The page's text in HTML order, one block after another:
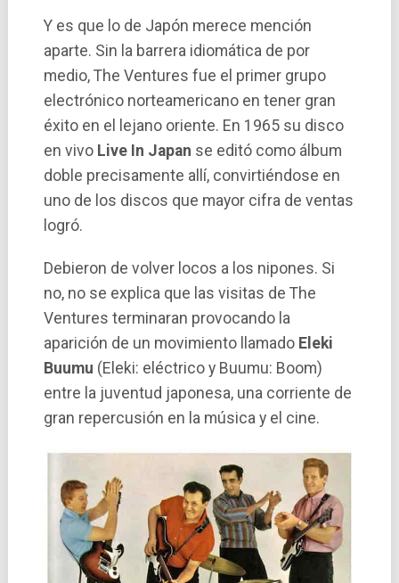
Y es que lo de Japón merece mención
aparte. Sin la barrera idiomática de por
medio, The Ventures fue el primer grupo
electrónico norteamericano en tener gran
éxito en el lejano oriente. En 1965 su disco
en vivo Live In Japan se editó como álbum
doble precisamente allí­, convirtiéndose en
uno de los discos que mayor cifra de ventas
logró.
Debieron de volver locos a los nipones. Si
no, no se explica que las visitas de The
Ventures terminaran provocando la
aparición de un movimiento llamado Eleki
Buumu (Eleki: eléctrico y Buumu: Boom)
entre la juventud japonesa, una corriente de
gran repercusión en la música y el cine.